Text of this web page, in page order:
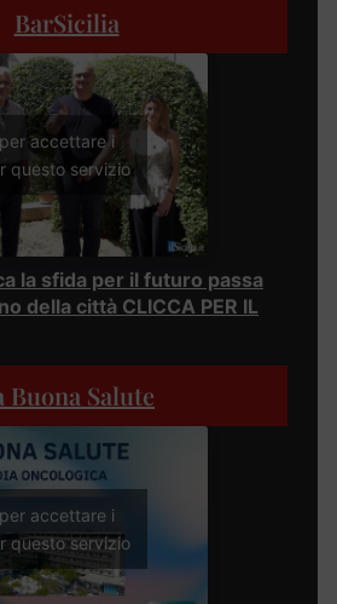
BarSicilia
accettare i
questo servizio
la sfida per il futuro passa
della città CLICCA PER IL
Buona Salute
accettare i
questo servizio